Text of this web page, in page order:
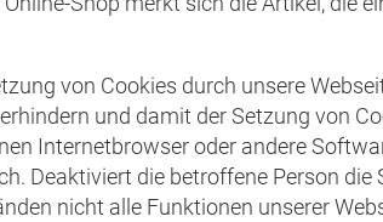
von Cookies durch unsere
und damit der Setzung von
Internetbrowser oder andere
Deaktiviert die betroffene Person
nicht alle Funktionen unserer